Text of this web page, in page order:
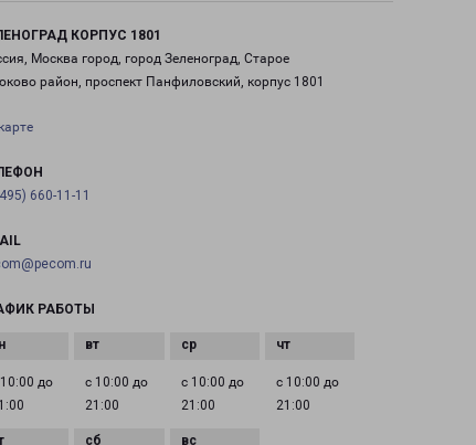
КОРПУС 1801
Москва город, город Зеленоград, Старое
район, проспект Панфиловский, корпус 1801
660-11-11
РАБОТЫ
до
с 10:00 до
21:00
с 10:00 до
21:00
с 10:00 до
21:00